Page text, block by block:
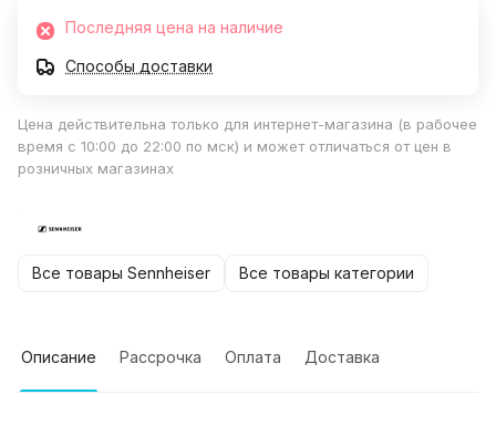
Последняя цена на наличие
Способы доставки
Цена действительна только для интернет-магазина (в рабочее
время с 10:00 до 22:00 по мск) и может отличаться от цен в
розничных магазинах
Все товары Sennheiser Все товары категории
Описание Рассрочка Оплата Доставка